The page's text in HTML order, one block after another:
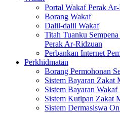
Portal Wakaf Perak
Borang Wakaf
Dalil-dalil Wakaf
Titah Tuanku
Perak Ar-Ridzuan
Perbankan Internet
Perkhidmatan
Borang Permohonan
Sistem Bayaran Zakat
Sistem Bayaran
Sistem Kutipan Zakat
Sistem Dermasiswa